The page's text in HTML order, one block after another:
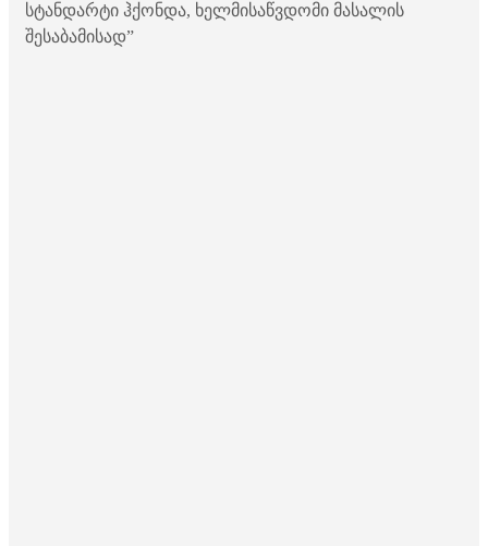
სტანდარტი ჰქონდა, ხელმისაწვდომი მასალის
შესაბამისად”